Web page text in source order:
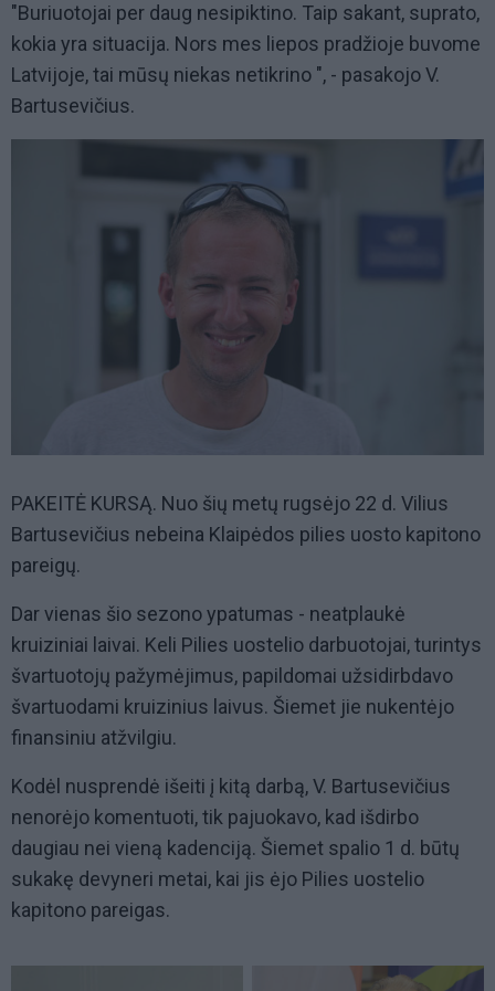
"Buriuotojai per daug nesipiktino. Taip sakant, suprato,
kokia yra situacija. Nors mes liepos pradžioje buvome
Latvijoje, tai mūsų niekas netikrino ", - pasakojo V.
Bartusevičius.
PAKEITĖ KURSĄ. Nuo šių metų rugsėjo 22 d. Vilius
Bartusevičius nebeina Klaipėdos pilies uosto kapitono
pareigų.
Dar vienas šio sezono ypatumas - neatplaukė
kruiziniai laivai. Keli Pilies uostelio darbuotojai, turintys
švartuotojų pažymėjimus, papildomai užsidirbdavo
švartuodami kruizinius laivus. Šiemet jie nukentėjo
finansiniu atžvilgiu.
Kodėl nusprendė išeiti į kitą darbą, V. Bartusevičius
nenorėjo komentuoti, tik pajuokavo, kad išdirbo
daugiau nei vieną kadenciją. Šiemet spalio 1 d. būtų
sukakę devyneri metai, kai jis ėjo Pilies uostelio
kapitono pareigas.